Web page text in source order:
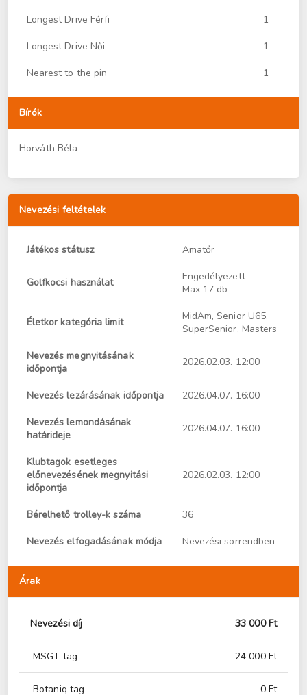
Longest Drive Férfi 1
Longest Drive Női 1
Nearest to the pin 1
Bírók
Horváth Béla
Nevezési feltételek
Játékos státusz Amatőr
Golfkocsi használat
Engedélyezett
Max 17 db
Életkor kategória limit
MidAm, Senior U65,
SuperSenior, Masters
Nevezés megnyitásának
időpontja
2026.02.03. 12:00
Nevezés lezárásának időpontja 2026.04.07. 16:00
Nevezés lemondásának
határideje
2026.04.07. 16:00
Klubtagok esetleges
előnevezésének megnyitási
időpontja
2026.02.03. 12:00
Bérelhető trolley-k száma 36
Nevezés elfogadásának módja Nevezési sorrendben
Árak
Nevezési díj 33 000 Ft
MSGT tag 24 000 Ft
Botaniq tag 0 Ft